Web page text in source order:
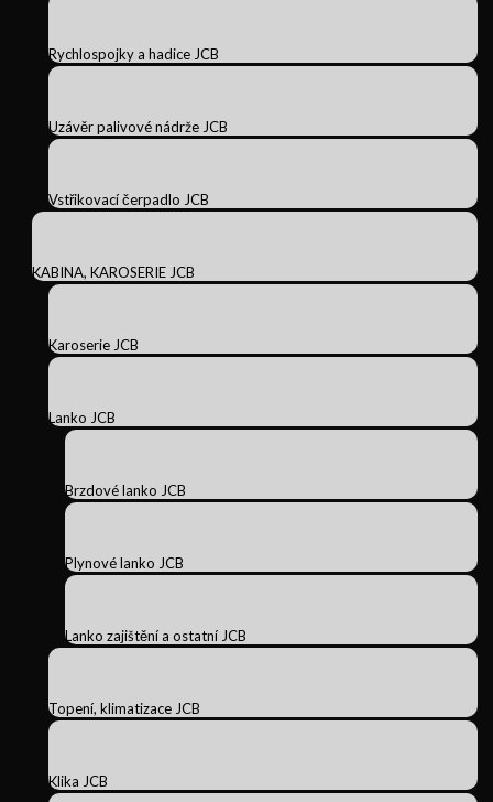
Rychlospojky a hadice JCB
Uzávěr palivové nádrže JCB
Vstřikovací čerpadlo JCB
KABINA, KAROSERIE JCB
Karoserie JCB
Lanko JCB
Brzdové lanko JCB
Plynové lanko JCB
Lanko zajištění a ostatní JCB
Topení, klimatizace JCB
Klika JCB